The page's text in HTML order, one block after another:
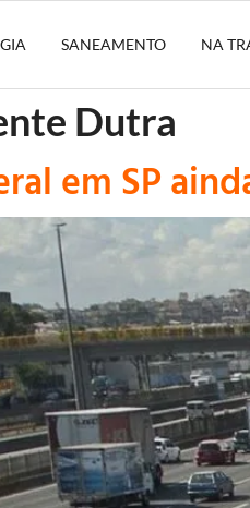
SANEAMENTO NA
Dutra
em SP